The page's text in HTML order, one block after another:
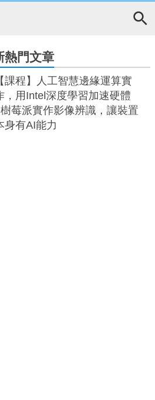
熱門文章
【課程】人工智慧邊緣運算實
，用Intel深度學習加速硬體
莓派實作影像辨識，讓裝置
身有AI能力